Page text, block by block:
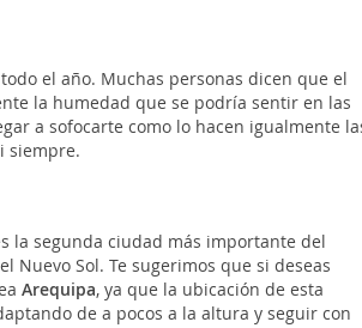
el año. Muchas personas dicen que el
la humedad que se podría sentir en las
a sofocarte como lo hacen igualmente
siempre.
la segunda ciudad más importante del
Nuevo Sol. Te sugerimos que si deseas
Arequipa, ya que la ubicación de esta
de a pocos a la altura y seguir con